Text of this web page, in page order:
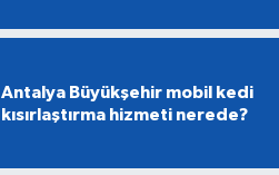
Antalya Büyükşehir mobil kedi
kısırlaştırma hizmeti nerede?